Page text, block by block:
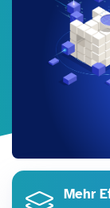
Mehr